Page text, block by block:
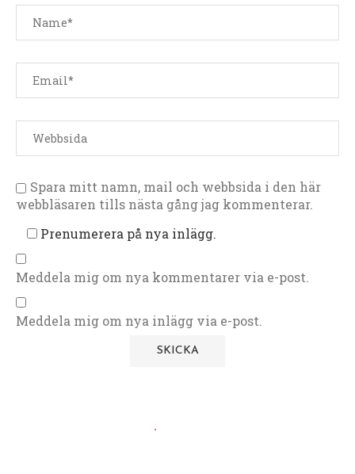
Spara mitt namn, mail och webbsida i den här
webbläsaren tills nästa gång jag kommenterar.
Prenumerera på nya inlägg.
Meddela mig om nya kommentarer via e-post.
Meddela mig om nya inlägg via e-post.